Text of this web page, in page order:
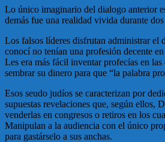
Lo único imaginario del dialogo anterior
demás fue una realidad vivida durante dos
Los falsos líderes disfrutan administrar el
conocí no tenían una profesión decente
Les era más fácil inventar profecías en las
sembrar su dinero para que “la palabra
Esos seudo judíos se caracterizan por
supuestas revelaciones que, según ellos,
venderlas en congresos o retiros en los
Manipulan a la audiencia con el único
para gastárselo a sus anchas.